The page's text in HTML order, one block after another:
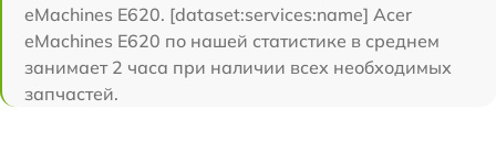
eMachines E620. [dataset:services:name] Acer
eMachines E620 по нашей статистике в среднем
занимает 2 часа при наличии всех необходимых
запчастей.